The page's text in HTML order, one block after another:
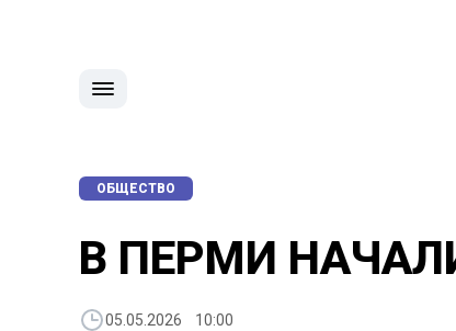
ОБЩЕСТВО
В ПЕРМИ
05.05.2026 10:00